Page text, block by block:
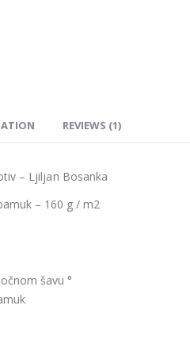
REVIEWS (1)
– Ljiljan Bosanka
– 160 g / m2
šavu °